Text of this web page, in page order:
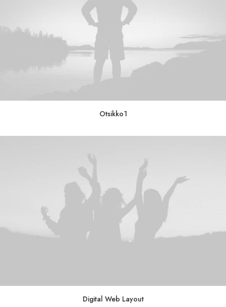
Otsikko1
Digital Web Layout